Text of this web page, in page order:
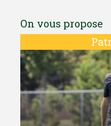
On vous propose